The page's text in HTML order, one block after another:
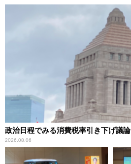
政治日程でみる消費税率引き下げ議論
2026.08.06